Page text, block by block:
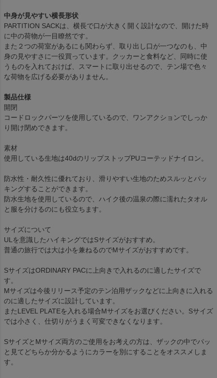
中身が見やすい横長形状
PARTITION SACKは、横長で口が大きく開く設計なので、開けた時
に中の荷物が一目瞭然です。
また２つの荷室があるにも関わらず、取り出し口が一つなのも、中
身の見やすさに一役買っています。クッカーと食料など、同時に使
うものを入れておけば、スマートに取り出せるので、テン場で色々
な荷物を広げる必要がありません。
製品仕様
開閉
コードロックパーツを使用しているので、ワンアクションでしっか
り開け閉めできます。
素材
使用している生地は40dのリップストップPUコーテッドナイロン。
防水性・耐久性に優れており、滑りやすい生地のためスルッとパッ
キングすることができます。
防水生地を使用しているので、ハイク後の温泉の際に濡れたタオル
と服を分けるのにも役立ちます。
サイズについて
ULを意識したハイキングではSサイズがおすすめ。
普通の旅行では大は小を兼ねるのでMサイズがおすすめです。
SサイズはORDINARY PACに上向きで入れるのに適したサイズで
す。
Mサイズは今後リリース予定のテン泊用ザックなどに上向きに入れる
のに適したサイズに設計しています。
またLEVEL PLATEを入れる場合Mサイズをお選びください。Sサイズ
では小さく、仕切りがうまく可変できなくなります。
SサイズとMサイズ両方のご使用をお考えの方は、ザックの中でパッ
と見てどちらか分かるようにカラーを別にすることをオススメしま
す。